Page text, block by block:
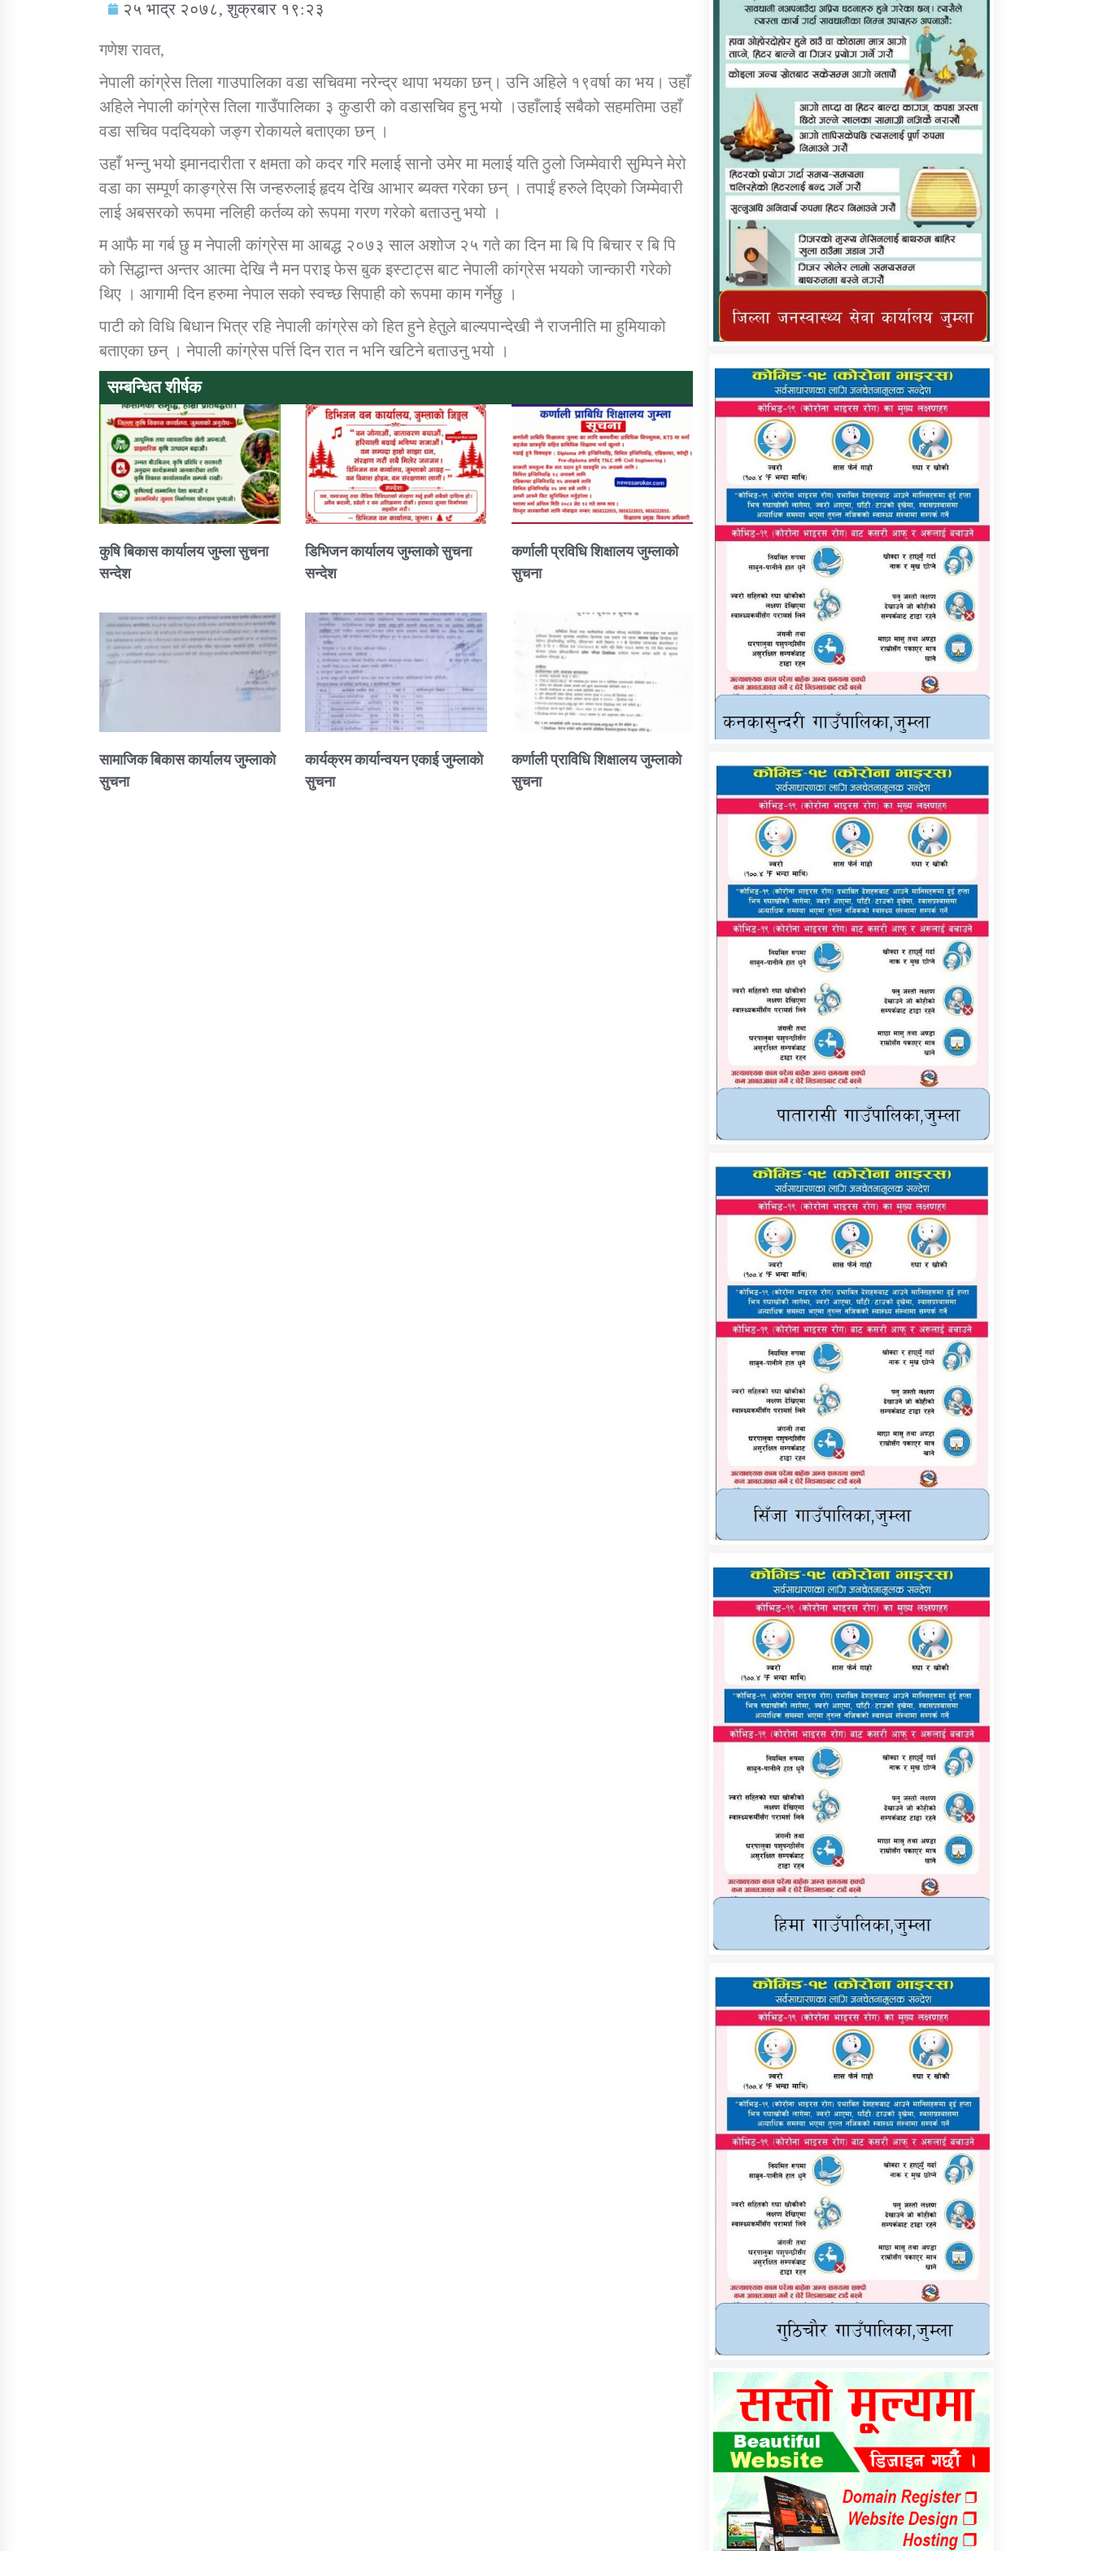
सामाजिक बिकास कार्यालय जुम्लाकाे सुचना कार्यक्रम कार्यान्वयन एकाई जुम्लाको सुचना कर्णाली प्राविधि शिक्षालय जुम्लाको सुचना
तातोपानी गाउँपालिकाको न्यायिक समिति सम्बन्धी
तातोपानी गाउँपालिका जुम्लाको महिला तथा
लैङ्गिक हिंसा सम्बन्धी सूचना सन्देश
तातोपानी गाउँपालिका जुम्लाको महिनावारी
तातोपानी गाउँपालिका जुम्लाको बालविवाह सन्देश तातोपानी गाउँपालिका जुम्लाको सूचना
२५ भाद्र २०७८, शुक्रबार १९:२३
गणेश रावत,
नेपाली कांग्रेस तिला गाउपालिका वडा सचिवमा नरेन्द्र थापा भयका छन्। उनि अहिले १९वर्षा का भय। उहाँ
अहिले नेपाली कांग्रेस तिला गाउँपालिका ३ कुडारी को वडासचिव हुनु भयो ।उहाँलाई सबैको सहमतिमा उहाँ
वडा सचिव पददियको जङ्ग रोकायले बताएका छन् ।
उहाँ भन्नु भयो इमानदारीता र क्षमता को कदर गरि मलाई सानो उमेर मा मलाई यति ठुलो जिम्मेवारी सुम्पिने मेरो
वडा का सम्पूर्ण काङ्ग्रेस सि जन्हरुलाई हृदय देखि आभार ब्यक्त गरेका छन् । तपाईं हरुले दिएको जिम्मेवारी
लाई अबसरको रूपमा नलिही कर्तव्य को रूपमा गरण गरेको बताउनु भयो ।
म आफै मा गर्ब छु म नेपाली कांग्रेस मा आबद्ध २०७३ साल अशोज २५ गते का दिन मा बि पि बिचार र बि पि
को सिद्धान्त अन्तर आत्मा देखि नै मन पराइ फेस बुक इस्टाट्स बाट नेपाली कांग्रेस भयको जान्कारी गरेको
थिए । आगामी दिन हरुमा नेपाल सको स्वच्छ सिपाही को रूपमा काम गर्नेछु ।
पाटी को विधि बिधान भित्र रहि नेपाली कांग्रेस को हित हुने हेतुले बाल्यपान्देखी नै राजनीति मा हुमियाको
बताएका छन् । नेपाली कांग्रेस पर्त्ति दिन रात न भनि खटिने बताउनु भयो ।
सम्बन्धित शीर्षक
कुषि बिकास कार्यालय जुम्ला सुचना
सन्देश
डिभिजन कार्यालय जुम्लाको सुचना
सन्देश
कर्णाली प्रविधि शिक्षालय जुम्लाको
सुचना
सामाजिक बिकास कार्यालय जुम्लाकाे
सुचना
कार्यक्रम कार्यान्वयन एकाई जुम्लाको
सुचना
कर्णाली प्राविधि शिक्षालय जुम्लाको
सुचना